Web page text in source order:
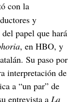
con la
y
papel que hará
, en HBO, y
Su paso por
interpretación de
a “un par” de
entrevista a La